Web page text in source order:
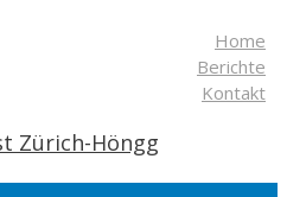
Home
Berichte
Kontakt